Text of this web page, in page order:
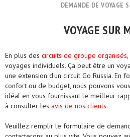
DEMANDE DE VOYAGE
VOYAGE SUR
En plus des circuits de groupe organisés
voyages individuels. Ça peut être un
une extension d'un circuit Go Russia. En
confort ou de budget, nous pouvons
idéal en vous fournissant le meilleur
à consulter les avis de nos clients.
Veuillez remplir le formulaire de